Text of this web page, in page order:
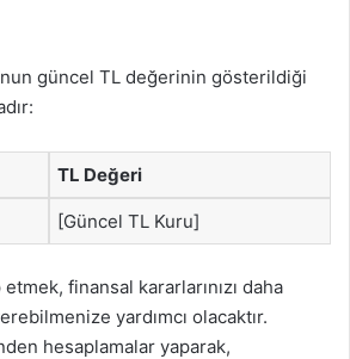
güncel TL değerinin gösterildiği
TL Değeri
[Güncel TL Kuru]
finansal kararlarınızı daha
yardımcı olacaktır.
hesaplamalar yaparak,